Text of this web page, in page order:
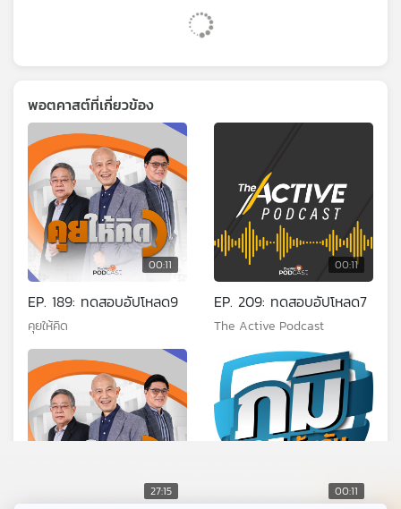
พอตคาสต์ที่เกี่ยวข้อง
00:11
EP. 189: ทดสอบอัปโหลด9
คุยให้คิด
00:11
EP. 209: ทดสอบอัปโหลด7
The Active Podcast
27:15 00:11